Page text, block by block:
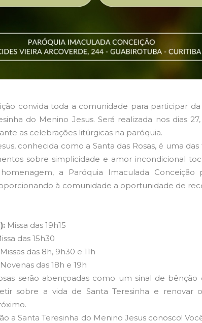
convida toda a comunidade para participar
do Menino Jesus. Será realizada nos dias
as celebrações litúrgicas na paróquia.
conhecida como a Santa das Rosas, é uma
sobre simplicidade e amor incondicional
a Paróquia Imaculada Conceição
à comunidade a oportunidade de
Missa das 19h15
das 15h30
Missas das 8h, 9h30 e 11h
Novenas das 18h e 19h
serão abençoadas como um sinal de
sobre a vida de Santa Teresinha e renovar
a Santa Teresinha do Menino Jesus conosco!